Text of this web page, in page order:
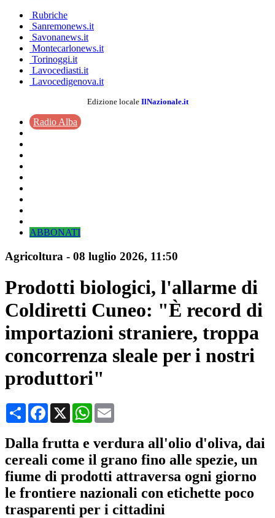
Rubriche
Sanremonews.it
Savonanews.it
Montecarlonews.it
Torinoggi.it
Lavocediasti.it
Lavocedigenova.it
Edizione locale IlNazionale.it
Radio Alba
ABBONATI
Agricoltura - 08 luglio 2026, 11:50
Prodotti biologici, l'allarme di
Coldiretti Cuneo: "È record di
importazioni straniere, troppa
concorrenza sleale per i nostri
produttori"
CondividiFacebook
X WhatsApp
Dalla frutta e verdura all'olio d'oliva, dai
cereali come il grano fino alle spezie, un
fiume di prodotti attraversa ogni giorno
le frontiere nazionali con etichette poco
trasparenti per i cittadini